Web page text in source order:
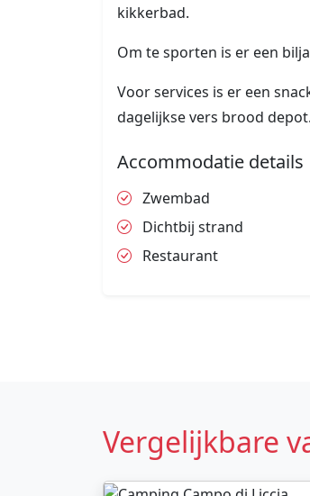
kikkerbad.
Om te sporten is er een
Voor services is er een
dagelijkse vers brood depot.
Accommodatie details
Zwembad
Dichtbij strand
Restaurant
Vergelijkbare